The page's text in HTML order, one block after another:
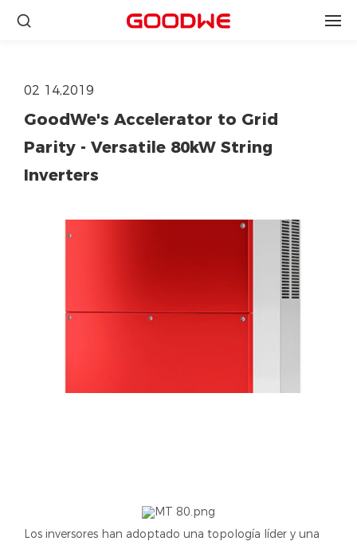
02 14,2019
GoodWe's Accelerator to Grid
Parity - Versatile 80kW String
Inverters
Los inversores han adoptado una topología líder y una